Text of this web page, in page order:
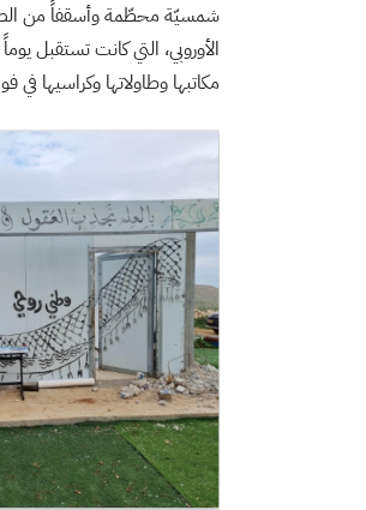
شمسيّة محطّمة وأسقفاً من
مكاتبها وطاولاتها وكراسيها